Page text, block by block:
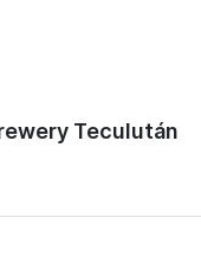
Teculután